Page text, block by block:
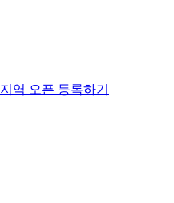
지역 오픈 등록하기